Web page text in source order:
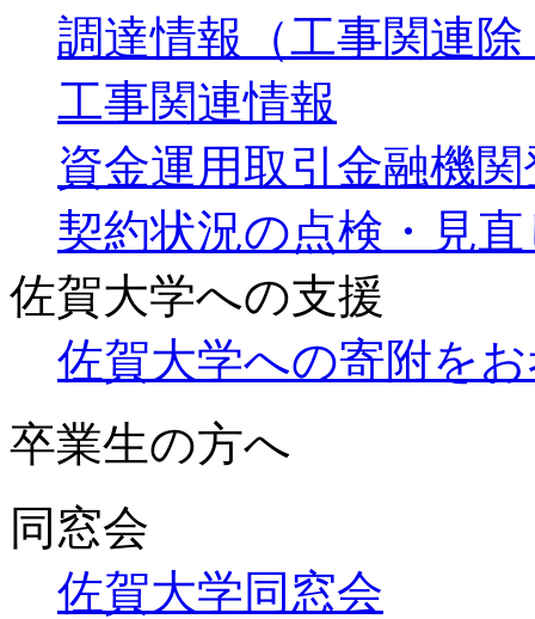
調達情報（工事関連
工事関連情報
資金運用取引金融機
契約状況の点検・見
佐賀大学への支援
佐賀大学への寄附を
卒業生の方へ
同窓会
佐賀大学同窓会